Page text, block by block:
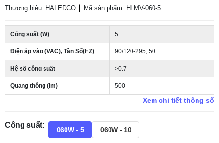
Thương hiệu: HALEDCO Mã sản phẩm: HLMV-060-5
Công suất (W) 5
Điện áp vào (VAC), Tần Số(HZ) 90/120-295, 50
Hệ số công suất >0.7
Quang thông (lm) 500
Xem chi tiết thông số
Công suất:
060W - 5 060W - 10